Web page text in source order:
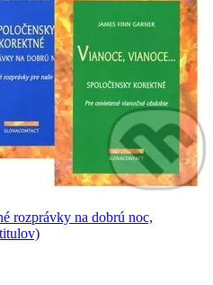
rozprávky na dobrú noc,